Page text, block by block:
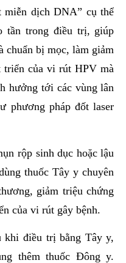
miễn dịch DNA” cụ thể
tần trong điều trị, giúp
chuẩn bị mọc, làm giảm
triển của vi rút HPV mà
hưởng tới các vùng lân
phương pháp đốt laser
rộp sinh dục hoặc lậu
thuốc Tây y chuyên
giảm triệu chứng
của vi rút gây bệnh.
khi điều trị bằng Tây y,
thêm thuốc Đông y.